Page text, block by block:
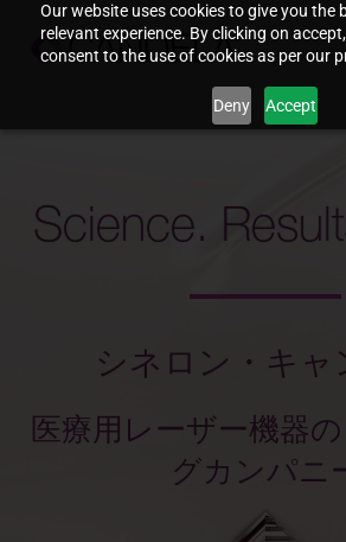
Our website uses cookies to give you the
relevant experience. By clicking on
consent to the use of cookies as per our
Deny Accept
Science.
シネロン・キャ
医療用レーザー機器
グカンパニ